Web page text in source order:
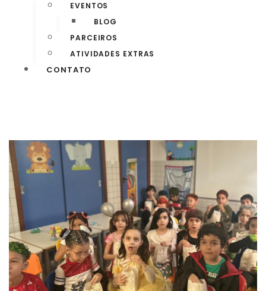
EVENTOS
BLOG
PARCEIROS
ATIVIDADES EXTRAS
CONTATO